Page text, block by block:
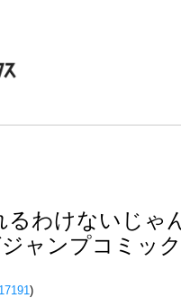
るわけないじ
ャンプコミック
)